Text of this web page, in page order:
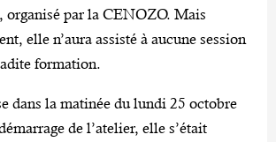
organisé par la CENOZO. Mais
elle n’aura assisté à aucune session
formation.
dans la matinée du lundi 25 octobre
de l’atelier, elle s’était